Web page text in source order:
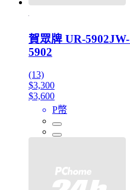
賀眾牌 UR-
5902
(13)
$3,300
$3,600
P幣